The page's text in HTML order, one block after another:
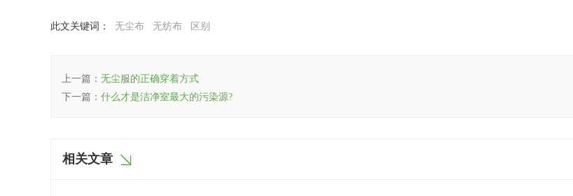
此文关键词： 无尘布 无纺布 区别
上一篇： 无尘服的正确穿着方式
下一篇： 什么才是洁净室最大的污染源?
相关文章